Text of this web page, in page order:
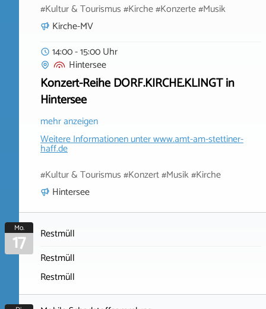
#Kultur & Tourismus #Kirche #Konzerte #Musik
Kirche-MV
14:00 - 15:00 Uhr
Hintersee
Konzert-Reihe DORF.KIRCHE.KLINGT in
Hintersee
mehr anzeigen
Weitere Informationen unterwww.amt-am-stettiner-
haff.de
#Kultur & Tourismus #Konzert #Musik #Kirche
Hintersee
Mo.
17
Restmüll
Restmüll
Restmüll